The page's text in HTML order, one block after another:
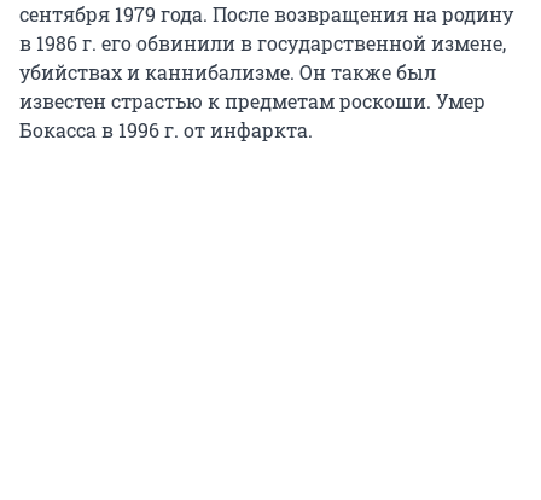
сентября 1979 года. После возвращения на родину
в 1986 г. его обвинили в государственной измене,
убийствах и каннибализме. Он также был
известен страстью к предметам роскоши. Умер
Бокасса в 1996 г. от инфаркта.